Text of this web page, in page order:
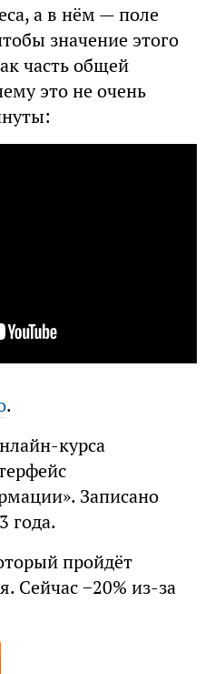
а в нём — поле
значение этого
часть общей
это не очень
.
курса
Записано
года.
пройдёт
Сейчас −20% из-за